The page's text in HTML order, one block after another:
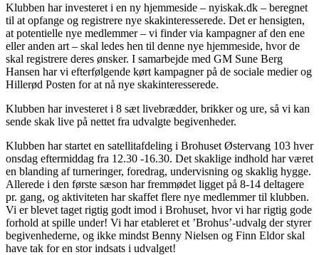
Klubben har investeret i en ny hjemmeside – nyiskak.dk – beregnet
til at opfange og registrere nye skakinteresserede. Det er hensigten,
at potentielle nye medlemmer – vi finder via kampagner af den ene
eller anden art – skal ledes hen til denne nye hjemmeside, hvor de
skal registrere deres ønsker. I samarbejde med GM Sune Berg
Hansen har vi efterfølgende kørt kampagner på de sociale medier og
Hillerød Posten for at nå nye skakinteresserede.
Klubben har investeret i 8 sæt livebrædder, brikker og ure, så vi kan
sende skak live på nettet fra udvalgte begivenheder.
Klubben har startet en satellitafdeling i Brohuset Østervang 103 hver
onsdag eftermiddag fra 12.30 -16.30. Det skaklige indhold har været
en blanding af turneringer, foredrag, undervisning og skaklig hygge.
Allerede i den første sæson har fremmødet ligget på 8-14 deltagere
pr. gang, og aktiviteten har skaffet flere nye medlemmer til klubben.
Vi er blevet taget rigtig godt imod i Brohuset, hvor vi har rigtig gode
forhold at spille under! Vi har etableret et ’Brohus’-udvalg der styrer
begivenhederne, og ikke mindst Benny Nielsen og Finn Eldor skal
have tak for en stor indsats i udvalget!